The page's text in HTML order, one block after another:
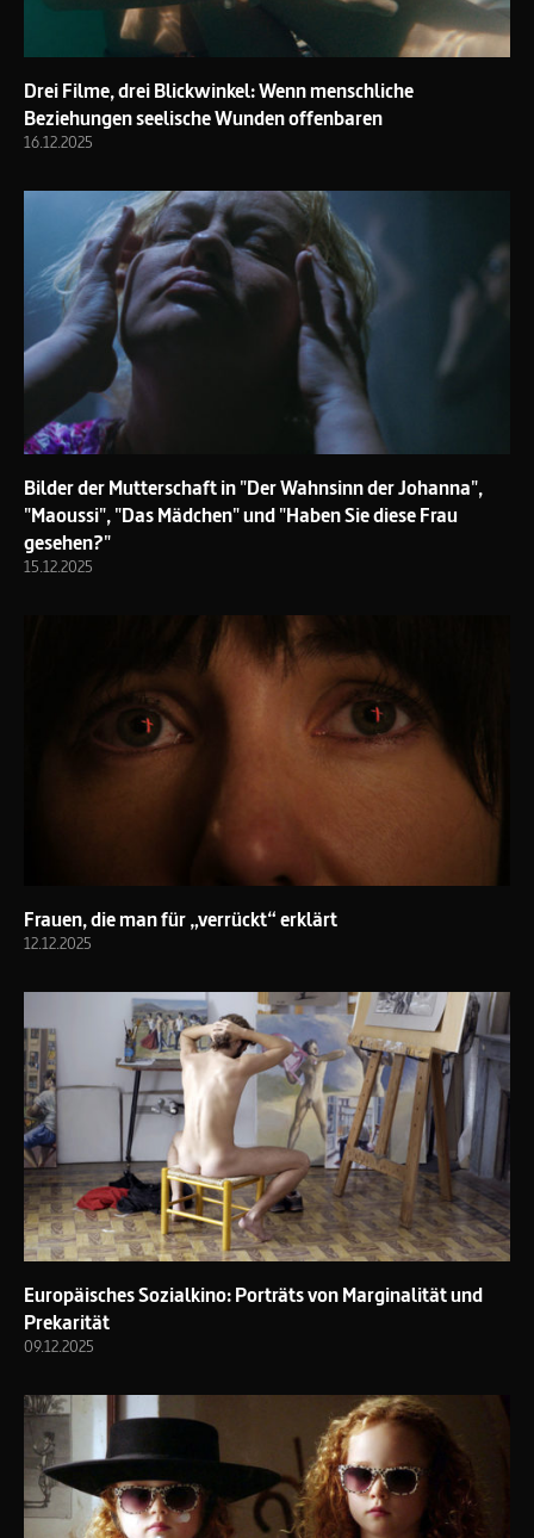
Drei Filme, drei Blickwinkel: Wenn menschliche
Beziehungen seelische Wunden offenbaren
16.12.2025
Bilder der Mutterschaft in "Der Wahnsinn der Johanna",
"Maoussi", "Das Mädchen" und "Haben Sie diese Frau
gesehen?"
15.12.2025
Frauen, die man für „verrückt“ erklärt
12.12.2025
Europäisches Sozialkino: Porträts von Marginalität und
Prekarität
09.12.2025